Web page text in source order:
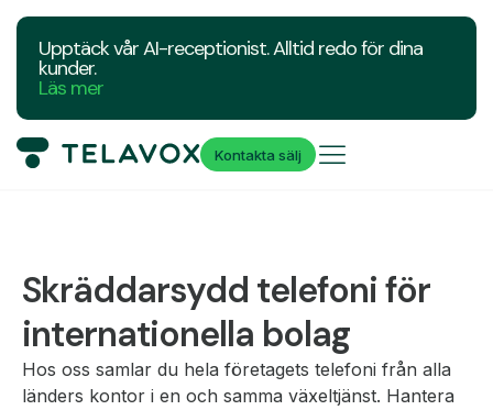
Upptäck vår AI-receptionist. Alltid redo för dina
kunder.
Läs mer
Kontakta sälj
Skräddarsydd telefoni för
internationella bolag
Hos oss samlar du hela företagets telefoni från alla
länders kontor i en och samma växeltjänst. Hantera